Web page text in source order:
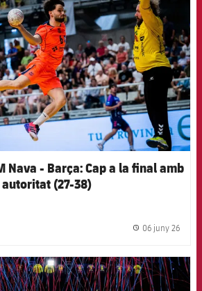
Nava - Barça: Cap a la final amb
autoritat (27-38)
06 juny 26
FCB Barcelona badge